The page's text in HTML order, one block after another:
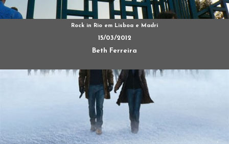
Rock in Rio em Lisboa e Madri
15/03/2012
Beth Ferreira